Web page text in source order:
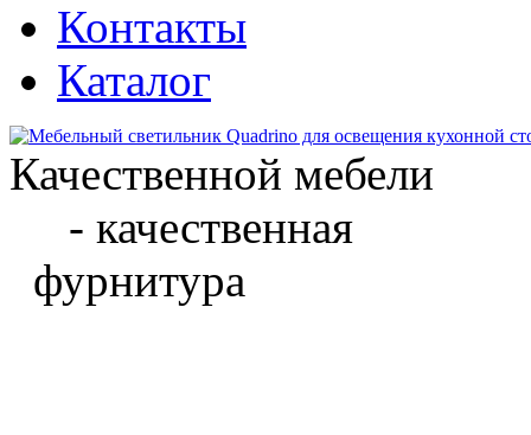
Контакты
Каталог
Качественной мебели
- качественная
фурнитура